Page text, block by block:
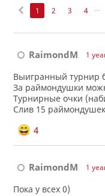
1 2 3 4 …
RaimondM 1
Выигранный турнир
За раймондушки
Турнирные очки
Слив 15 раймондушек
4
RaimondM 1
Пока у всех 0)